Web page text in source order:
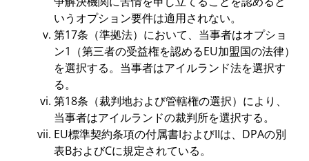
いうオプション要件は適用されない。
第17条（準拠法）において、当事者はオプショ
ン1（第三者の受益権を認めるEU加盟国の法律）
を選択する。当事者はアイルランド法を選択す
る。
第18条（裁判地および管轄権の選択）により、
当事者はアイルランドの裁判所を選択する。
EU標準契約条項の付属書IおよびIIは、DPAの別
表BおよびCに規定されている。